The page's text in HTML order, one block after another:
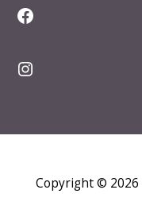
Facebook
Instagram
Copyright © 2026